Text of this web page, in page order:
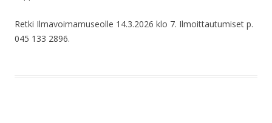
Retki Ilmavoimamuseolle 14.3.2026 klo 7. Ilmoittautumiset p.
045 133 2896.